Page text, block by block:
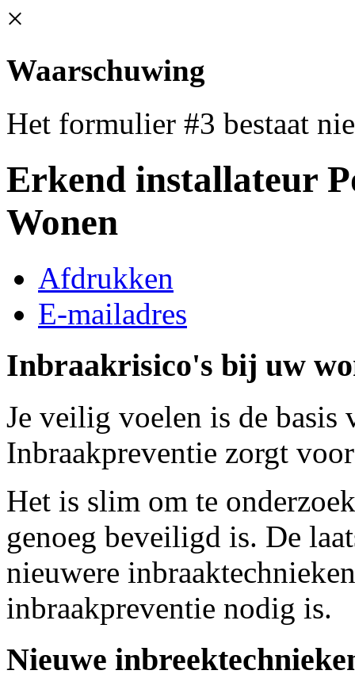
×
Waarschuwing
Het formulier #3 bestaat
Erkend installateur
Wonen
Afdrukken
E-mailadres
Inbraakrisico's bij uw
Je veilig voelen is de
Inbraakpreventie zorgt
Het is slim om te
genoeg beveiligd is. De
nieuwere
inbraakpreventie nodig is.
Nieuwe